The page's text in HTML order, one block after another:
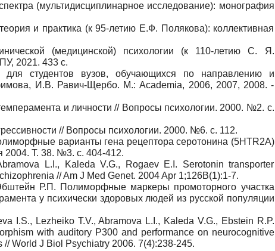
(мультидисциплинарное исследование): монография
и практика (к 95-летию Е.Ф. Полякова): коллективная
(медицинской) психологии (к 110-летию С. Я.
2021. 433 с.
для студентов вузов, обучающихся по направлению и
И.В. Равич-Щербо. М.: Academia, 2006, 2007, 2008. -
и личности // Вопросы психологии. 2000. №2. с.
// Вопросы психологии. 2000. №6. с. 112.
варианты гена рецептора серотонина (5HTR2A)
2004. Т. 38. №3. с. 404-412.
L.I., Kaleda V.G., Rogaev E.I. Serotonin transporter
// Am J Med Genet. 2004 Apr 1;126B(1):1-7.
Р.П. Полиморфные маркеры промоторного участка
у психически здоровых людей из русской популяции
I.S., Lezheiko T.V., Abramova L.I., Kaleda V.G., Ebstein R.P.
with auditory P300 and performance on neurocognitive
World J Biol Psychiatry 2006. 7(4):238-245.